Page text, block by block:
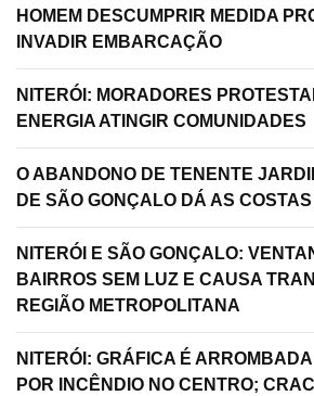
HOMEM DESCUMPRIR MEDIDA
INVADIR EMBARCAÇÃO
NITERÓI: MORADORES
ENERGIA ATINGIR COMUNIDADES
O ABANDONO DE TENENTE
DE SÃO GONÇALO DÁ AS
NITERÓI E SÃO GONÇALO:
BAIRROS SEM LUZ E CAUSA
REGIÃO METROPOLITANA
NITERÓI: GRÁFICA É
POR INCÊNDIO NO CENTRO;